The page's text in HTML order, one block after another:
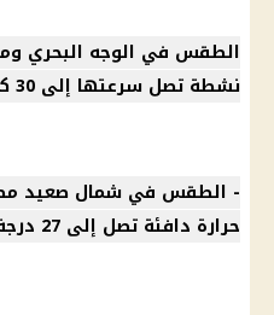
الطقس في الوجه البحري
نشطة تصل سرعتها إلى 30 كم/ساعة.
- الطقس في شمال صعيد
حرارة دافئة تصل إلى 27 درجة مئوية نهارًا.